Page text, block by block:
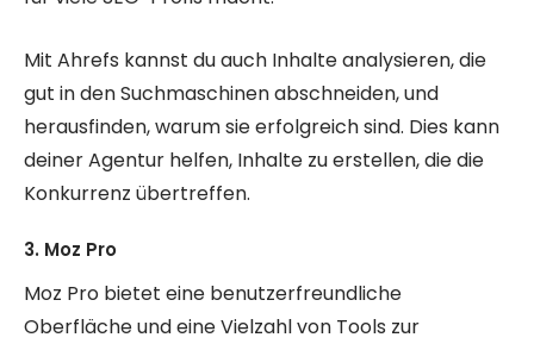
Mit Ahrefs kannst du auch Inhalte analysieren, die
gut in den Suchmaschinen abschneiden, und
herausfinden, warum sie erfolgreich sind. Dies kann
deiner Agentur helfen, Inhalte zu erstellen, die die
Konkurrenz übertreffen.
3. Moz Pro
Moz Pro bietet eine benutzerfreundliche
Oberfläche und eine Vielzahl von Tools zur